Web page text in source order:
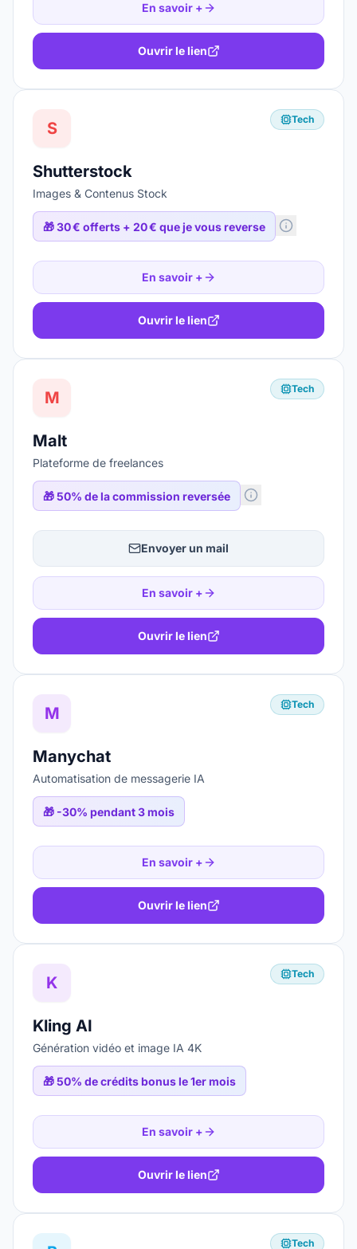
En savoir +
Ouvrir le lien
S Tech
Shutterstock
Images & Contenus Stock
🎁30 € offerts + 20 € que je vous reverse
En savoir +
Ouvrir le lien
M Tech
Malt
Plateforme de freelances
🎁50% de la commission reversée
Envoyer un mail
En savoir +
Ouvrir le lien
M Tech
Manychat
Automatisation de messagerie IA
🎁 -30% pendant 3 mois
En savoir +
Ouvrir le lien
K Tech
Kling AI
Génération vidéo et image IA 4K
🎁50% de crédits bonus le 1er mois
En savoir +
Ouvrir le lien
Tech